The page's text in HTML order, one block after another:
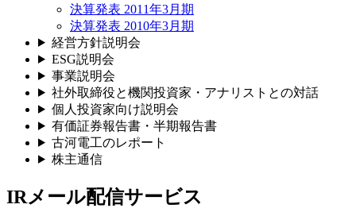
決算発表 2011年3月期
決算発表 2010年3月期
経営方針説明会
ESG説明会
事業説明会
社外取締役と機関投資家・アナリストとの対話
個人投資家向け説明会
有価証券報告書・半期報告書
古河電工のレポート
株主通信
IRメール配信サービス